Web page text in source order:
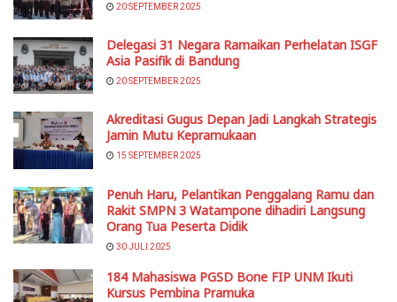
20 SEPTEMBER 2025
Delegasi 31 Negara Ramaikan Perhelatan ISGF
Asia Pasifik di Bandung
20 SEPTEMBER 2025
Akreditasi Gugus Depan Jadi Langkah Strategis
Jamin Mutu Kepramukaan
15 SEPTEMBER 2025
Penuh Haru, Pelantikan Penggalang Ramu dan
Rakit SMPN 3 Watampone dihadiri Langsung
Orang Tua Peserta Didik
30 JULI 2025
184 Mahasiswa PGSD Bone FIP UNM Ikuti
Kursus Pembina Pramuka